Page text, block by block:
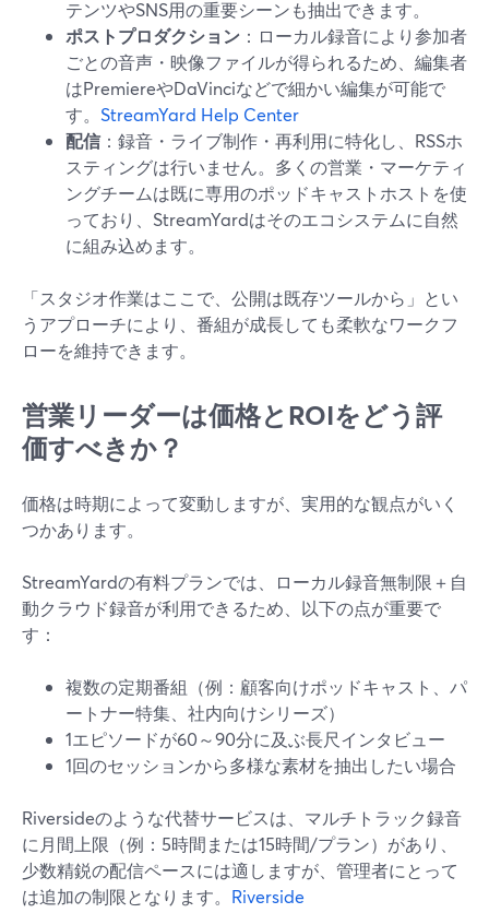
テンツやSNS用の重要シーンも抽出できます。
ポストプロダクション ：ローカル録音により参加者
ごとの音声・映像ファイルが得られるため、編集者
はPremiereやDaVinciなどで細かい編集が可能で
す。 StreamYard Help Center
配信 ：録音・ライブ制作・再利用に特化し、RSSホ
スティングは行いません。多くの営業・マーケティ
ングチームは既に専用のポッドキャストホストを使
っており、StreamYardはそのエコシステムに自然
に組み込めます。
「スタジオ作業はここで、公開は既存ツールから」とい
うアプローチにより、番組が成長しても柔軟なワークフ
ローを維持できます。
営業リーダーは価格とROIをどう評
価すべきか？
価格は時期によって変動しますが、実用的な観点がいく
つかあります。
StreamYardの有料プランでは、ローカル録音無制限＋自
動クラウド録音が利用できるため、以下の点が重要で
す：
複数の定期番組（例：顧客向けポッドキャスト、パ
ートナー特集、社内向けシリーズ）
1エピソードが60～90分に及ぶ長尺インタビュー
1回のセッションから多様な素材を抽出したい場合
Riversideのような代替サービスは、マルチトラック録音
に月間上限（例：5時間または15時間/プラン）があり、
少数精鋭の配信ペースには適しますが、管理者にとって
は追加の制限となります。 Riverside